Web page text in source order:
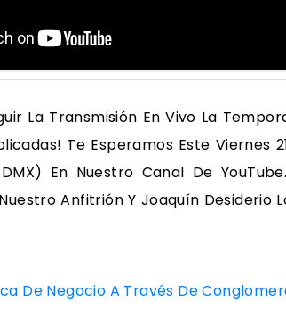
La Transmisión En Vivo La
Te Esperamos Este Viernes
En Nuestro Canal De
Anfitrión Y Joaquín Desiderio
De Negocio A Través De